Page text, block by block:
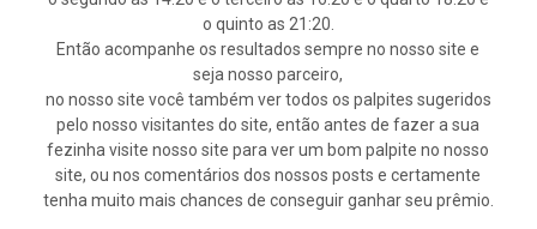
o quinto as 21:20.
Então acompanhe os resultados sempre no nosso site e
seja nosso parceiro,
no nosso site você também ver todos os palpites sugeridos
pelo nosso visitantes do site, então antes de fazer a sua
fezinha visite nosso site para ver um bom palpite no nosso
site, ou nos comentários dos nossos posts e certamente
tenha muito mais chances de conseguir ganhar seu prêmio.